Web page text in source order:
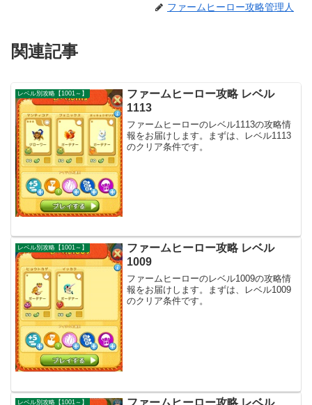
ファームヒーロー攻略管理人
関連記事
レベル別攻略【1001～】
ファームヒーロー攻略 レベル
1113
ファームヒーローのレベル1113の攻略情
報をお届けします。まずは、レベル1113
のクリア条件です。
レベル別攻略【1001～】
ファームヒーロー攻略 レベル
1009
ファームヒーローのレベル1009の攻略情
報をお届けします。まずは、レベル1009
のクリア条件です。
レベル別攻略【1001～】
ファームヒーロー攻略 レベル